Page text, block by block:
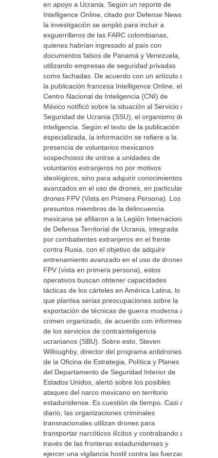
en apoyo a Ucrania. Según un reporte de
Intelligence Online, citado por Defense News,
la investigación se amplió para incluir a
exguerrilleros de las FARC colombianas,
quienes habrían ingresado al país con
documentos falsos de Panamá y Venezuela,
utilizando empresas de seguridad privadas
como fachadas. De acuerdo con un artículo de
la publicación francesa Intelligence Online, el
Centro Nacional de Inteligencia (CNI) de
México notificó sobre la situación al Servicio de
Seguridad de Ucrania (SSU), el organismo de
inteligencia. Según el texto de la publicación
especializada, la información se refiere a la
presencia de voluntarios mexicanos
sospechosos de unirse a unidades de
voluntarios extranjeros no por motivos
ideológicos, sino para adquirir conocimientos
avanzados en el uso de drones, en particular
drones FPV (Vista en Primera Persona). Los
presuntos miembros de la delincuencia
mexicana se afiliaron a la Legión Internacional
de Defensa Territorial de Ucrania, integrada
por combatientes extranjeros en el frente
contra Rusia, con el objetivo de adquirir
entrenamiento avanzado en el uso de drones
FPV (vista en primera persona), estos
operativos buscan obtener capacidades
tácticas de los cárteles en América Latina, lo
que plantea serias preocupaciones sobre la
exportación de técnicas de guerra moderna al
crimen organizado, de acuerdo con informes
de los servicios de contrainteligencia
ucranianos (SBU). Sobre esto, Steven
Willoughby, director del programa antidrones
de la Oficina de Estrategia, Política y Planes
del Departamento de Seguridad Interior de
Estados Unidos, alertó sobre los posibles
ataques del narco mexicano en territorio
estadunidense. Es cuestión de tiempo. Casi a
diario, las organizaciones criminales
transnacionales utilizan drones para
transportar narcóticos ilícitos y contrabando a
través de las fronteras estadunidenses y
ejercer una vigilancia hostil contra las fuerzas